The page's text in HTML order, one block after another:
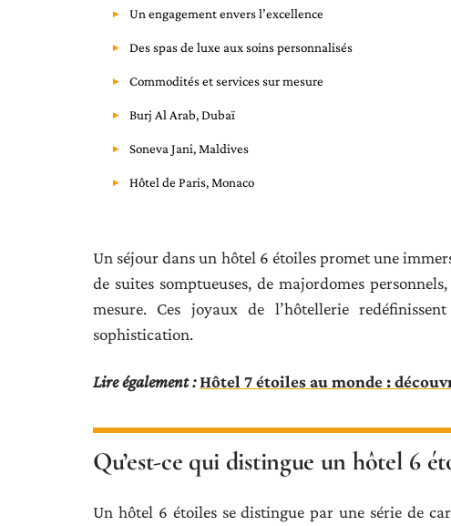
Un engagement envers l’excellence
Des spas de luxe aux soins personnalisés
Commodités et services sur mesure
Burj Al Arab, Dubaï
Soneva Jani, Maldives
Hôtel de Paris, Monaco
Un séjour dans un hôtel 6 étoiles promet une
de suites somptueuses, de majordomes
mesure. Ces joyaux de l’hôtellerie
sophistication.
Lire également :Hôtel 7 étoiles au monde :
Qu’est-ce qui distingue un hôtel 6
Un hôtel 6 étoiles se distingue par une série de